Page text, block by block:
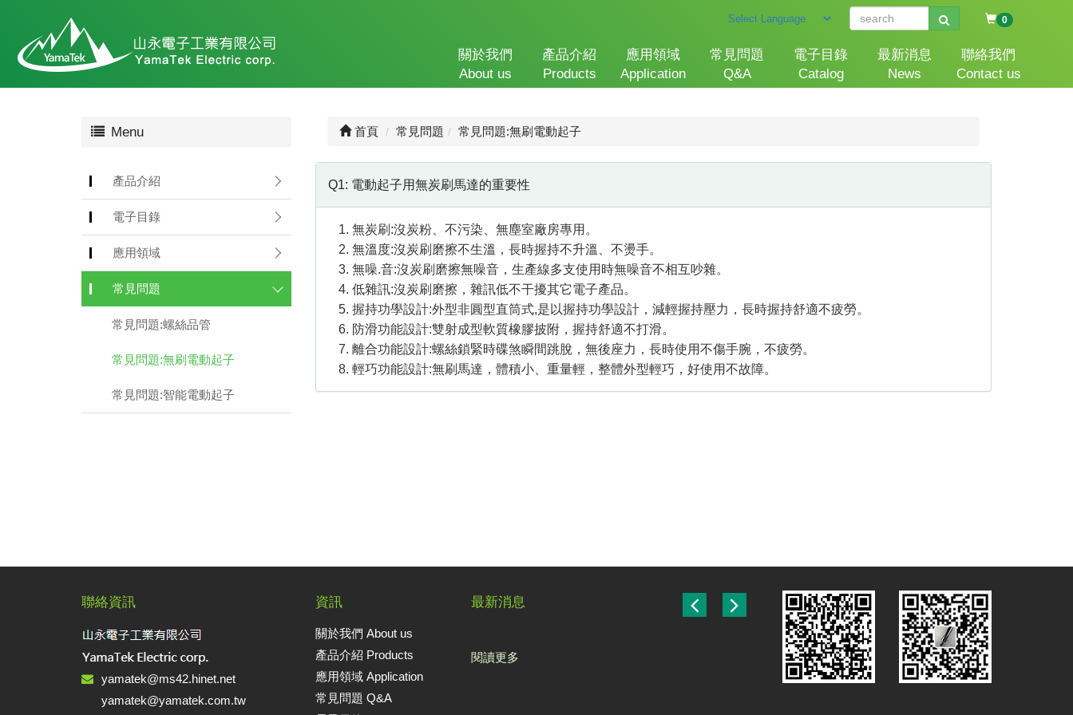
0
關於我們
About us
產品介紹
Products
應用領域
Application
常見問題
Q&A
電子目錄
Catalog
最新消息
News
聯絡我們
Contact us
Menu
產品介紹
電子目錄
應用領域
常見問題
常見問題:螺絲品管
常見問題:無刷電動起子
常見問題:智能電動起子
首頁 常見問題 常見問題:無刷電動起子
Q1: 電動起子用無炭刷馬達的重要性
無炭刷:沒炭粉、不污染、無塵室廠房專用。
無溫度:沒炭刷磨擦不生溫，長時握持不升溫、不燙手。
無噪.音:沒炭刷磨擦無噪音，生產線多支使用時無噪音不相互吵雜。
低雜訊:沒炭刷磨擦，雜訊低不干擾其它電子產品。
握持功學設計:外型非圓型直筒式,是以握持功學設計，減輕握持壓力，長時握持舒適不疲勞。
防滑功能設計:雙射成型軟質橡膠披附，握持舒適不打滑。
離合功能設計:螺絲鎖緊時碟煞瞬間跳脫，無後座力，長時使用不傷手腕，不疲勞。
輕巧功能設計:無刷馬達，體積小、重量輕，整體外型輕巧，好使用不故障。
聯絡資訊
yamatek@ms42.hinet.net
yamatek@yamatek.com.tw
資訊
關於我們 About us
產品介紹 Products
應用領域 Application
常見問題 Q&A
最新消息
閱讀更多